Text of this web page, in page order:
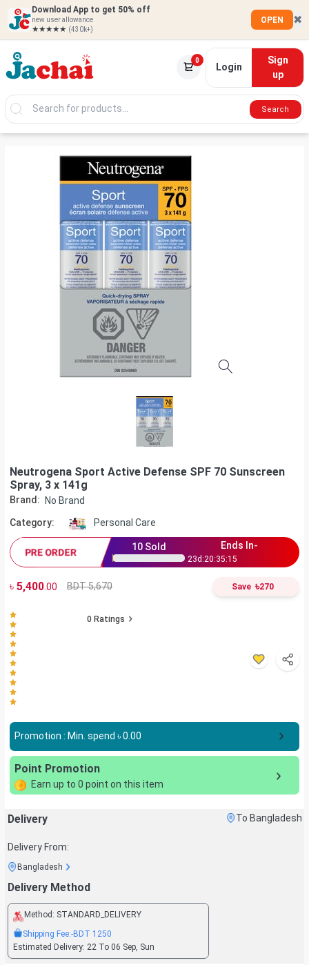
Download App to get 50% off
new user allowance
★★★★★ (430k+)
OPEN ✖
0
Login
Sign
up
Search
Neutrogena Sport Active Defense SPF 70 Sunscreen
Spray, 3 x 141g
Brand: No Brand
Category: Personal Care
PRE ORDER 10Sold Ends In-
23d:20:35:15
৳ 5,400.00 BDT 5,670 Save ৳270
0 Ratings
Promotion : Min. spend ৳0.00
Point Promotion
Earn up to 0 point on this item
Delivery To Bangladesh
Delivery From:
Bangladesh
Delivery Method
Method: STANDARD_DELIVERY
Shipping Fee:-BDT 1250
Estimated Delivery: 22 To 06 Sep, Sun